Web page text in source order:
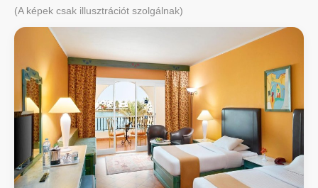
(A képek csak illusztrációt szolgálnak)